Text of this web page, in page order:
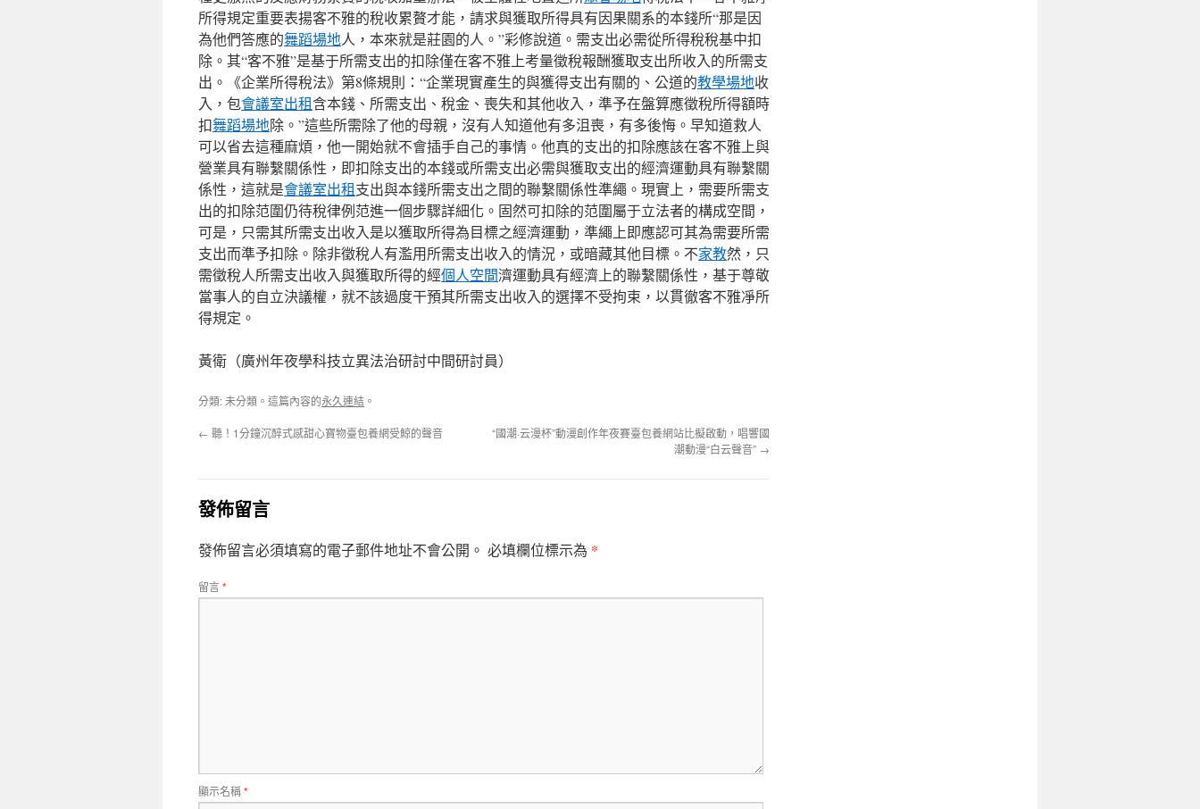
所得規定重要表揚客不雅的稅收累贅才能，請求與獲取所得具有因果關系的本錢所“那是因
為他們答應的舞蹈場地人，本來就是莊園的人。”彩修說道。需支出必需從所得稅稅基中扣
除。其“客不雅”是基于所需支出的扣除僅在客不雅上考量徵稅報酬獲取支出所收入的所需支
出。《企業所得稅法》第8條規則：“企業現實產生的與獲得支出有關的、公道的教學場地收
入，包會議室出租含本錢、所需支出、稅金、喪失和其他收入，準予在盤算應徵稅所得額時
扣舞蹈場地除。”這些所需除了他的母親，沒有人知道他有多沮喪，有多後悔。早知道救人
可以省去這種麻煩，他一開始就不會插手自己的事情。他真的支出的扣除應該在客不雅上與
營業具有聯繫關係性，即扣除支出的本錢或所需支出必需與獲取支出的經濟運動具有聯繫關
係性，這就是會議室出租支出與本錢所需支出之間的聯繫關係性準繩。現實上，需要所需支
出的扣除范圍仍待稅律例范進一個步驟詳細化。固然可扣除的范圍屬于立法者的構成空間，
可是，只需其所需支出收入是以獲取所得為目標之經濟運動，準繩上即應認可其為需要所需
支出而準予扣除。除非徵稅人有濫用所需支出收入的情況，或暗藏其他目標。不家教然，只
需徵稅人所需支出收入與獲取所得的經個人空間濟運動具有經濟上的聯繫關係性，基于尊敬
當事人的自立決議權，就不該過度干預其所需支出收入的選擇不受拘束，以貫徹客不雅凈所
得規定。
黃衛（廣州年夜學科技立異法治研討中間研討員）
分類: 未分類。這篇內容的永久連結 。
← 聽！1分鐘沉醉式感甜心寶物臺包養網受鯨的聲音
“國潮·云漫杯”動漫創作年夜賽臺包養網站比擬啟動，唱響國
潮動漫“白云聲音” →
發佈留言
發佈留言必須填寫的電子郵件地址不會公開。 必填欄位標示為 *
留言*
顯示名稱*